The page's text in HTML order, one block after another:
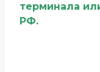
терминала
РФ.